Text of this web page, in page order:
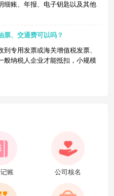
细账、年报、电子钥匙以及其他
票、交通费可以吗？
专用发票或海关增值税发票、
般纳税人企业才能抵扣，小规模
账 公司核名